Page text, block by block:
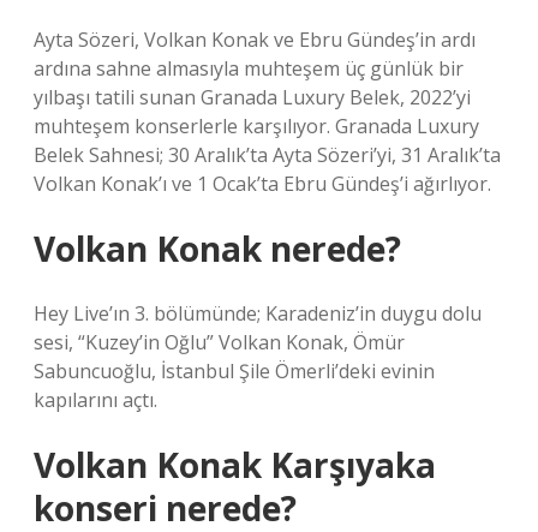
Ayta Sözeri, Volkan Konak ve Ebru Gündeş’in ardı
ardına sahne almasıyla muhteşem üç günlük bir
yılbaşı tatili sunan Granada Luxury Belek, 2022’yi
muhteşem konserlerle karşılıyor. Granada Luxury
Belek Sahnesi; 30 Aralık’ta Ayta Sözeri’yi, 31 Aralık’ta
Volkan Konak’ı ve 1 Ocak’ta Ebru Gündeş’i ağırlıyor.
Volkan Konak nerede?
Hey Live’ın 3. bölümünde; Karadeniz’in duygu dolu
sesi, “Kuzey’in Oğlu” Volkan Konak, Ömür
Sabuncuoğlu, İstanbul Şile Ömerli’deki evinin
kapılarını açtı.
Volkan Konak Karşıyaka
konseri nerede?